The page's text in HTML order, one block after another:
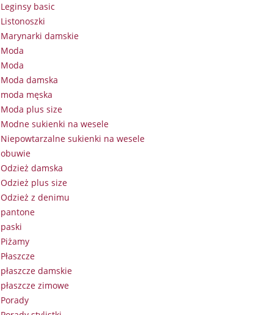
Leginsy basic
Listonoszki
Marynarki damskie
Moda
Moda
Moda damska
moda męska
Moda plus size
Modne sukienki na wesele
Niepowtarzalne sukienki na wesele
obuwie
Odzież damska
Odzież plus size
Odzież z denimu
pantone
paski
Piżamy
Płaszcze
płaszcze damskie
płaszcze zimowe
Porady